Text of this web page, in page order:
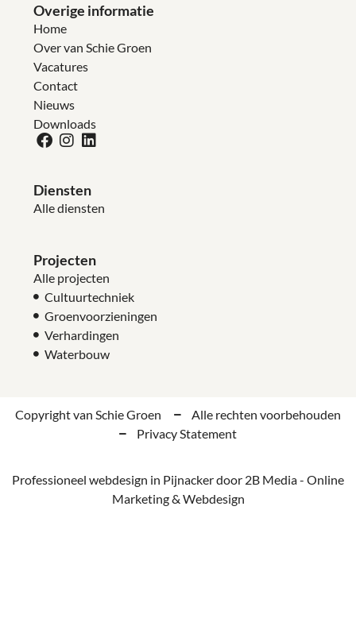
Overige informatie
Home
Over van Schie Groen
Vacatures
Contact
Nieuws
Downloads
Diensten
Alle diensten
Projecten
Alle projecten
Cultuurtechniek
Groenvoorzieningen
Verhardingen
Waterbouw
Copyright van Schie Groen
Alle rechten voorbehouden
Privacy Statement
Professioneel webdesign in Pijnacker door 2B Media - Online
Marketing & Webdesign